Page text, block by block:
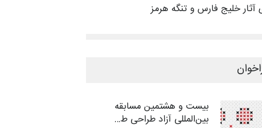
آثار خلیج فارس و تنگه هرمز
بیست و هشتمین مسابقه
بین‌المللی آزاد طراحی ط…